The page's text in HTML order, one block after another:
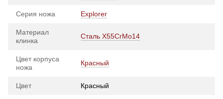
Серия ножа Explorer
Материал
клинка
Сталь X55CrMo14
Цвет корпуса
ножа
Красный
Цвет Красный